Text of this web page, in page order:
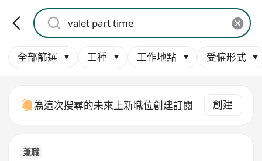
全部篩選 工種 工作地點 受僱形式
為這次搜尋的未來上新職位創建訂閱 創建
兼職